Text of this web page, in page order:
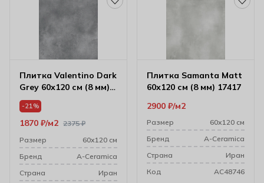
Плитка Valentino Dark
Grey 60х120 см (8 мм)
174398
-21%
2375₽
1870 ₽ м2
Размер
60х120 см
Бренд
A-Ceramica
Cтрана
Иран
Плитка Samanta Matt
60х120 см (8 мм) 17417
2900 ₽ м2
Размер
60х120 см
Бренд
A-Ceramica
Cтрана
Иран
Код
AC48746